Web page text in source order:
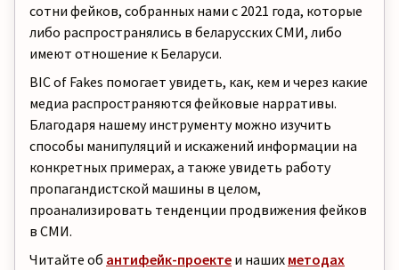
сотни фейков, собранных нами с 2021 года, которые
либо распространялись в беларусских СМИ, либо
имеют отношение к Беларуси.
BIC of Fakes помогает увидеть, как, кем и через какие
медиа распространяются фейковые нарративы.
Благодаря нашему инструменту можно изучить
способы манипуляций и искажений информации на
конкретных примерах, а также увидеть работу
пропагандистской машины в целом,
проанализировать тенденции продвижения фейков
в СМИ.
Читайте об антифейк-проекте и наших методах